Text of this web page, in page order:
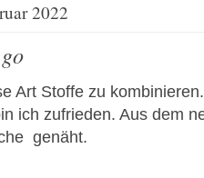
2022
Art Stoffe zu
ich zufrieden. Aus dem
genäht.